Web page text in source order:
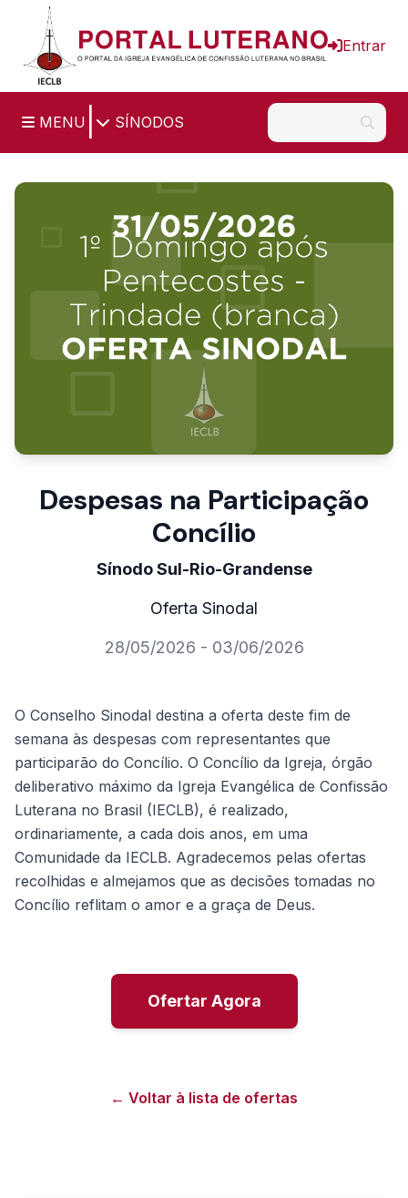
Ir para o conteúdo principal
Entrar
MENU SÍNODOS
Despesas na Participação
Concílio
Sínodo Sul-Rio-Grandense
Oferta Sinodal
28/05/2026 - 03/06/2026
O Conselho Sinodal destina a oferta deste fim de
semana às despesas com representantes que
participarão do Concílio. O Concílio da Igreja, órgão
deliberativo máximo da Igreja Evangélica de Confissão
Luterana no Brasil (IECLB), é realizado,
ordinariamente, a cada dois anos, em uma
Comunidade da IECLB. Agradecemos pelas ofertas
recolhidas e almejamos que as decisões tomadas no
Concílio reflitam o amor e a graça de Deus.
Ofertar Agora
← Voltar à lista de ofertas